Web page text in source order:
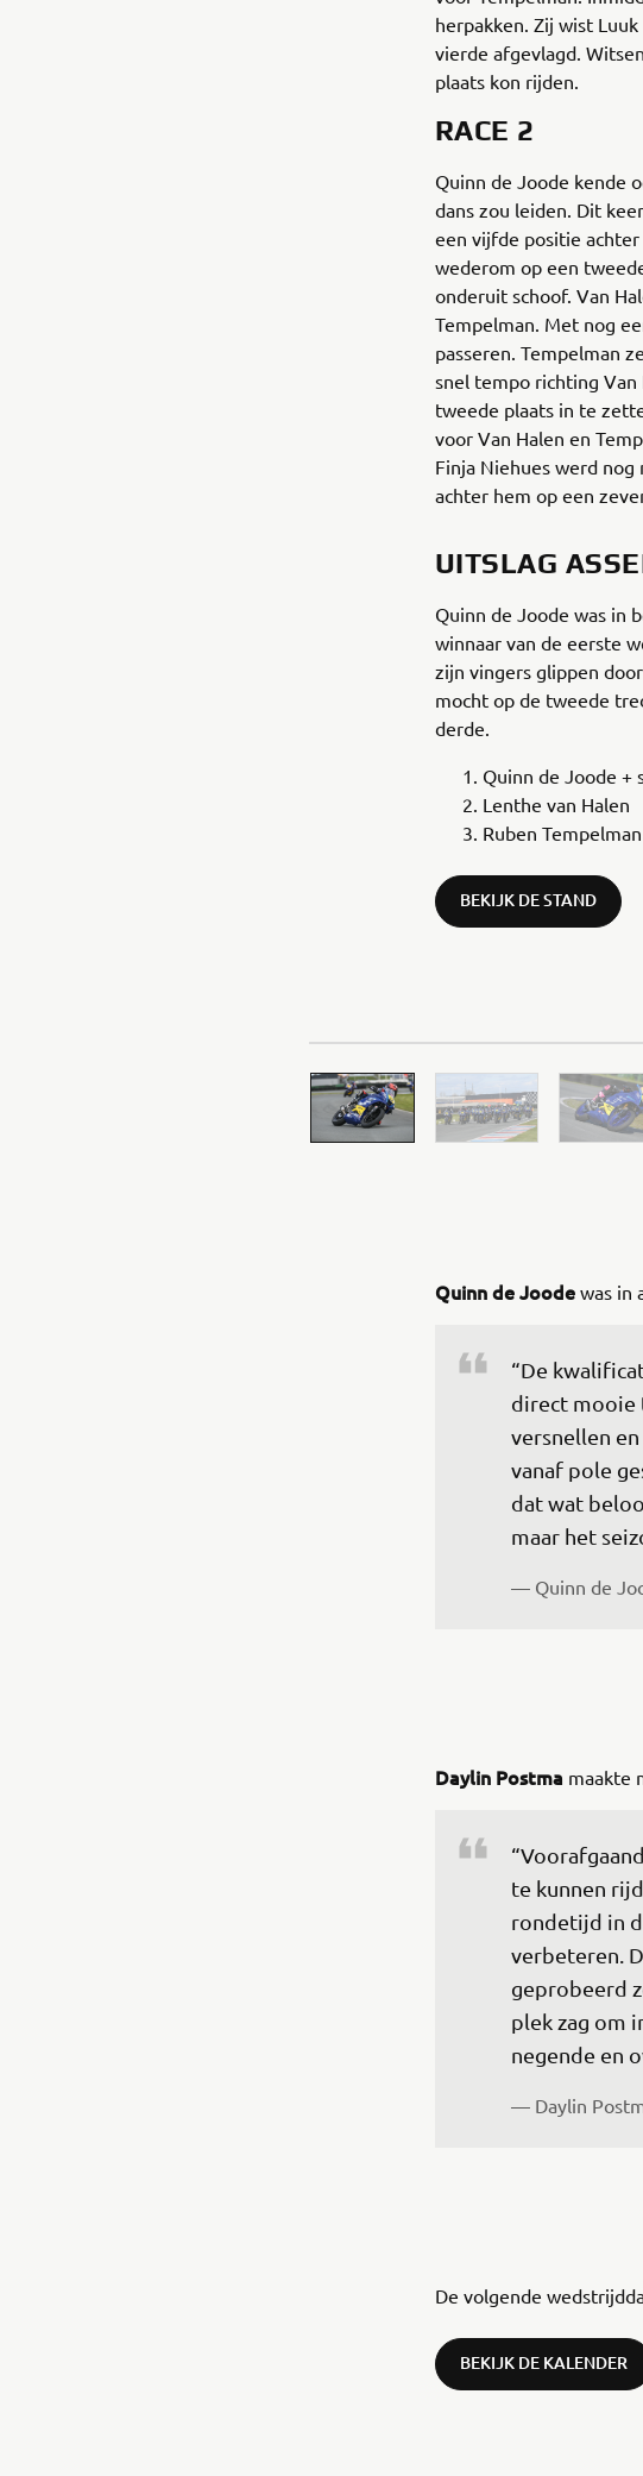
herpakken. Zij wist
vierde afgevlagd.
plaats kon rijden.
RACE 2
Quinn de Joode kende
dans zou leiden. Dit
een vijfde positie achter
wederom op een
onderuit schoof. Van
Tempelman. Met nog
passeren. Tempelman
snel tempo richting Van
tweede plaats in te
voor Van Halen en
Finja Niehues werd
achter hem op een
UITSLAG
Quinn de Joode was in
winnaar van de eerste
zijn vingers glippen
mocht op de tweede
derde.
Quinn de Joode +
Lenthe van Halen
Ruben Tempelman
BEKIJK DE STAND
Quinn de Joode was in
“De
direct mooie
versnellen
vanaf pole
dat wat
maar het
— Quinn de
Daylin Postma maakte
te kunnen
rondetijd in
verbeteren.
geprobeerd
plek zag om
negende en
— Daylin
De volgende
BEKIJK DE KALENDER